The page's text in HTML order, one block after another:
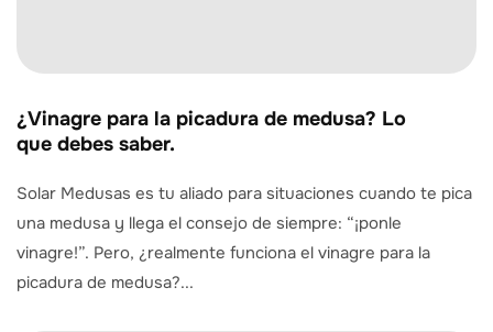
¿Vinagre para la picadura de medusa? Lo
que debes saber.
Solar Medusas es tu aliado para situaciones cuando te pica
una medusa y llega el consejo de siempre: “¡ponle
vinagre!”. Pero, ¿realmente funciona el vinagre para la
picadura de medusa?...